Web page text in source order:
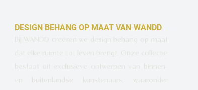
DESIGN BEHANG OP MAAT VAN WANDD
Bij WANDD creëren we design behang op maat
dat elke ruimte tot leven brengt. Onze collectie
bestaat uit exclusieve ontwerpen van binnen-
en buitenlandse kunstenaars, waaronder